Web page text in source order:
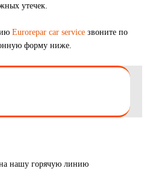
утечек.
Eurorepar car service звоните по
форму ниже.
нашу горячую линию